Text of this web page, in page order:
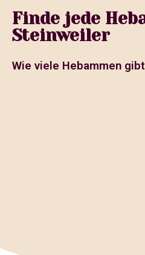
Finde jede
Steinweiler
Wie viele Hebammen